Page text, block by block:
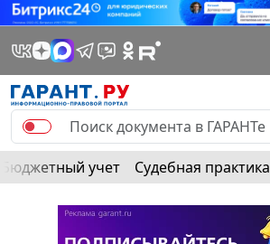
Бюджетный учет Судебная практика